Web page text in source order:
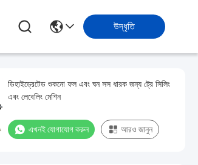
উদ্ধৃতি
ডিহাইড্রেটেড শুকনো ফল এবং ঘন সস ধারক জন্য ট্রে সিলিং
এবং লেবেলিং মেশিন
এখনই যোগাযোগ করুন আরও জানুন